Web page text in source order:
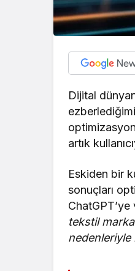
Dijital
artık
Eskiden bir
sonuçları
tekstil
nedenleriyle